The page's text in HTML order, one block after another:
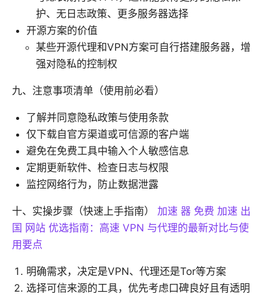
护、无日志政策、更多服务器选择
开源方案的价值
某些开源代理和VPN方案可自行搭建服务器，增
强对隐私的控制权
九、注意事项清单（使用前必看）
了解并同意隐私政策与使用条款
仅下载自官方渠道或可信源的客户端
避免在免费工具中输入个人敏感信息
定期更新软件、检查日志与权限
监控网络行为，防止数据泄露
十、实操步骤（快速上手指南） 加速 器 免费 加速 出
国 网站 优选指南：高速 VPN 与代理的最新对比与使
用要点
明确需求，决定是VPN、代理还是Tor等方案
选择可信来源的工具，优先考虑口碑良好且有透明